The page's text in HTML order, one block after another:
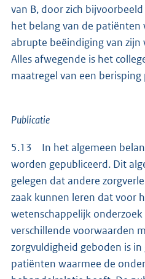
van B, door zich
het belang van de
abrupte beëindiging van zijn
Alles afwegende is het
maatregel van een
Publicatie
5.13 In het algemeen
worden gepubliceerd. Dit
gelegen dat andere
zaak kunnen leren dat voor
wetenschappelijk
verschillende voorwaarden
zorgvuldigheid geboden is
patiënten waarmee de